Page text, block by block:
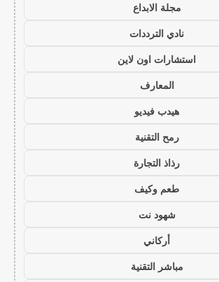
مجلة الابداع
نادي الترددات
استشارات اون لاين
المعارف
هيدب فيديو
رمح التقنية
رذاذ التجارة
طعم وكيف
شهود نت
أركاني
مباشر التقنية